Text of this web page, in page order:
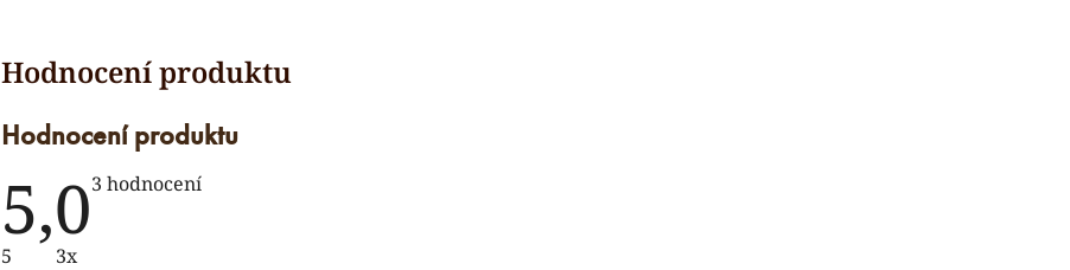
Hodnocení produktu
5,0Průměrné
hodnocení
3 hodnocení
5
3x